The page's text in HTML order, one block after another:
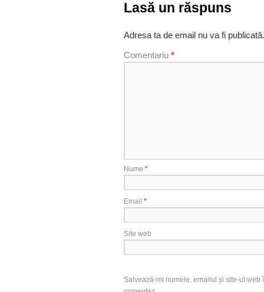
Lasă un răspuns
Adresa ta de email nu va fi publicată.
Comentariu *
Nume *
Email *
Site web
Salvează-mi numele, emailul și site-ul